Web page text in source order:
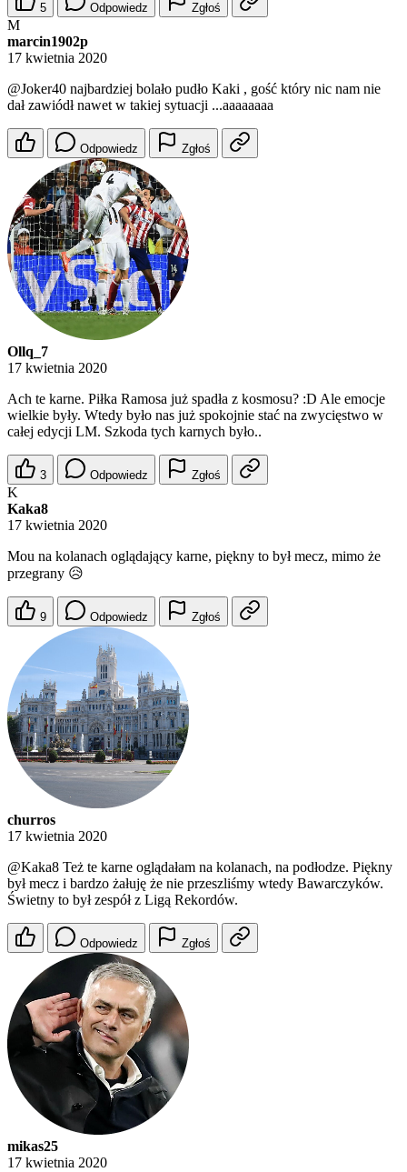
5 Odpowiedz Zgłoś
M
marcin1902p
17 kwietnia 2020
@Joker40 najbardziej bolało pudło Kaki , gość który nic nam nie
dał zawiódł nawet w takiej sytuacji ...aaaaaaaa
Odpowiedz Zgłoś
Ollq_7
17 kwietnia 2020
Ach te karne. Piłka Ramosa już spadła z kosmosu? :D Ale emocje
wielkie były. Wtedy było nas już spokojnie stać na zwycięstwo w
całej edycji LM. Szkoda tych karnych było..
3 Odpowiedz Zgłoś
K
Kaka8
17 kwietnia 2020
Mou na kolanach oglądający karne, piękny to był mecz, mimo że
przegrany 😥
9 Odpowiedz Zgłoś
churros
17 kwietnia 2020
@Kaka8 Też te karne oglądałam na kolanach, na podłodze. Piękny
był mecz i bardzo żałuję że nie przeszliśmy wtedy Bawarczyków.
Świetny to był zespół z Ligą Rekordów.
Odpowiedz Zgłoś
mikas25
17 kwietnia 2020